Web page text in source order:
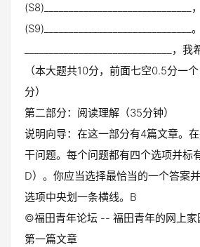
______________________________，
（本大题共10分，前面七空0.5分一
分）
第二部分：阅读理解（35分钟）
说明向导：在这一部分有4篇文章。
干问题。每个问题都有四个选项并标
D）。你应当选择最恰当的一个答案
选项中央划一条横线。B
©福田青年论坛 -- 福田青年的网
第一篇文章